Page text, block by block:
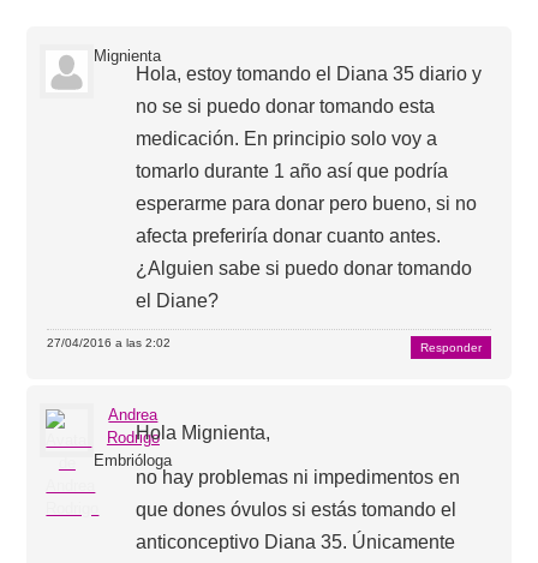
Mignienta
Hola, estoy tomando el Diana 35 diario y
no se si puedo donar tomando esta
medicación. En principio solo voy a
tomarlo durante 1 año así que podría
esperarme para donar pero bueno, si no
afecta preferiría donar cuanto antes.
¿Alguien sabe si puedo donar tomando
el Diane?
27/04/2016 a las 2:02 Responder
Andrea
Rodrigo
Embrióloga
Hola Mignienta,
no hay problemas ni impedimentos en
que dones óvulos si estás tomando el
anticonceptivo Diana 35. Únicamente